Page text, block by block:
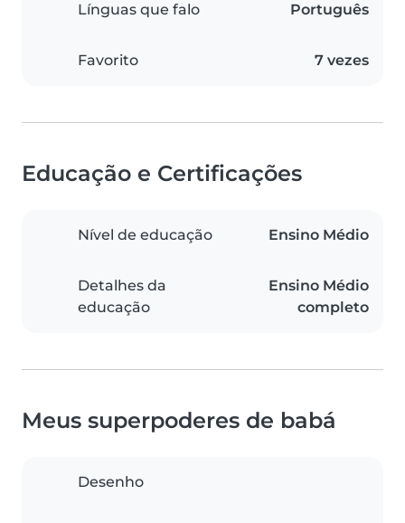
Línguas que falo Português
Favorito 7 vezes
Educação e Certificações
Nível de educação Ensino Médio
Detalhes da
educação
Ensino Médio
completo
Meus superpoderes de babá
Desenho